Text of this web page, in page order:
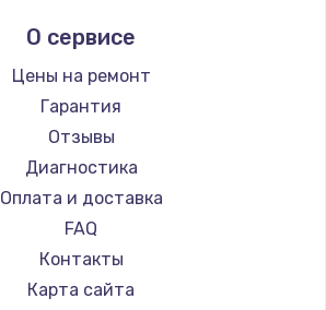
LUMIX
Kodak
Blackmagic
О сервисе
Цены на ремонт
Гарантия
Отзывы
Диагностика
Оплата и доставка
FAQ
Контакты
Карта сайта